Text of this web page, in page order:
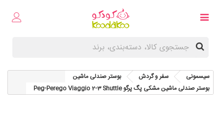
سیسمونی سفر و گردش
بوستر صندلی ماشین
بوستر صندلی ماشین مشکی پگ پرگو Peg-Perego Viaggio 2-3 Shuttle